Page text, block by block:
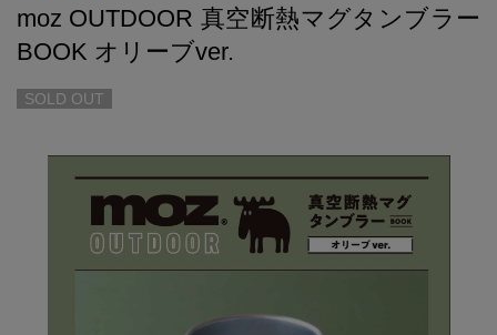
moz OUTDOOR 真空断熱マグタンブラー
BOOK オリーブver.
SOLD OUT